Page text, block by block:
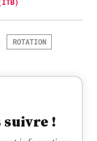
ROTATION
suivre !